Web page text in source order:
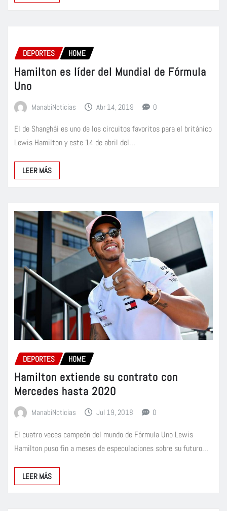
DEPORTES HOME
Hamilton es líder del Mundial de Fórmula
Uno
ManabiNoticias Abr 14, 2019 0
El de Shanghái es uno de los circuitos favoritos para el británico
Lewis Hamilton y este 14 de abril del…
LEER MÁS
DEPORTES HOME
Hamilton extiende su contrato con
Mercedes hasta 2020
ManabiNoticias Jul 19, 2018 0
El cuatro veces campeón del mundo de Fórmula Uno Lewis
Hamilton puso fin a meses de especulaciones sobre su futuro…
LEER MÁS